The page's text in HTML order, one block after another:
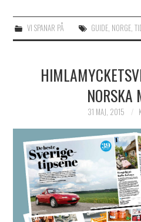
VI SPANAR PÅ GUIDE, NORGE,
NORSKA
31 MAJ, 2015